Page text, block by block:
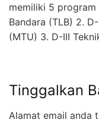
memiliki 5 program
Bandara (TLB) 2.
(MTU) 3. D-III
Tinggalkan
Alamat email anda